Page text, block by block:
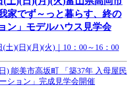
家でず～っと暮らす、終の
ン」モデルハウス見学会
(土)(日)(月)(火)｜10：00～16：00